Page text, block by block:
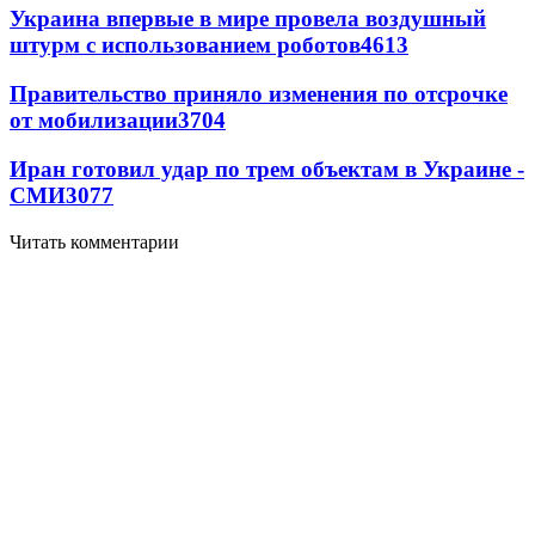
Украина впервые в мире провела воздушный
штурм с использованием роботов4613
Правительство приняло изменения по отсрочке
от мобилизации3704
Иран готовил удар по трем объектам в Украине -
СМИ3077
Читать комментарии